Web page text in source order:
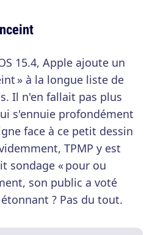
15.4, Apple ajoute un
» à la longue liste de
Il n'en fallait pas plus
s'ennuie profondément
face à ce petit dessin
TPMP y est
sondage « pour ou
son public a voté
? Pas du tout.